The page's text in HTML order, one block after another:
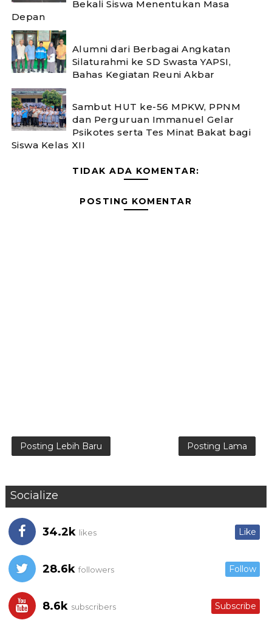
Bekali Siswa Menentukan Masa
Depan ‎
Alumni dari Berbagai Angkatan
Silaturahmi ke SD Swasta YAPSI,
Bahas Kegiatan Reuni Akbar
‎Sambut HUT ke-56 MPKW, PPNM
dan Perguruan Immanuel Gelar
Psikotes serta Tes Minat Bakat bagi
Siswa Kelas XII ‎
TIDAK ADA KOMENTAR:
POSTING KOMENTAR
Posting Lebih Baru Posting Lama
Socialize
34.2k likes Like
28.6k followers Follow
8.6k subscribers Subscribe